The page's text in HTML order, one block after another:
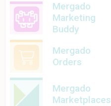
Mergado
Marketing
Buddy
Mergado
Orders
Mergado
Marketplaces